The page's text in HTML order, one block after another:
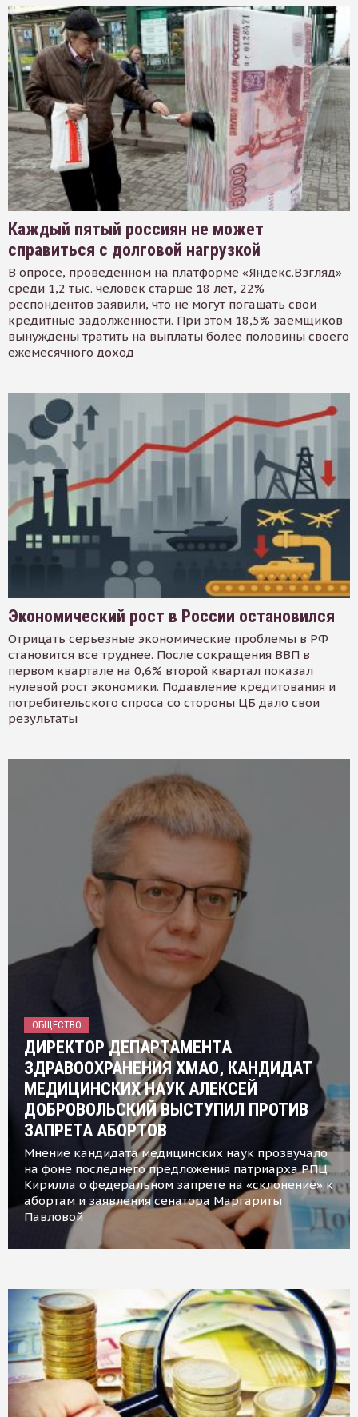
Каждый пятый россиян не может
справиться с долговой нагрузкой
В опросе, проведенном на платформе «Яндекс.Взгляд»
среди 1,2 тыс. человек старше 18 лет, 22%
респондентов заявили, что не могут погашать свои
кредитные задолженности. При этом 18,5% заемщиков
вынуждены тратить на выплаты более половины своего
ежемесячного доход
Экономический рост в России остановился
Отрицать серьезные экономические проблемы в РФ
становится все труднее. После сокращения ВВП в
первом квартале на 0,6% второй квартал показал
нулевой рост экономики. Подавление кредитования и
потребительского спроса со стороны ЦБ дало свои
результаты
ОБЩЕСТВО
ДИРЕКТОР ДЕПАРТАМЕНТА
ЗДРАВООХРАНЕНИЯ ХМАО, КАНДИДАТ
МЕДИЦИНСКИХ НАУК АЛЕКСЕЙ
ДОБРОВОЛЬСКИЙ ВЫСТУПИЛ ПРОТИВ
ЗАПРЕТА АБОРТОВ
Мнение кандидата медицинских наук прозвучало
на фоне последнего предложения патриарха РПЦ
Кирилла о федеральном запрете на «склонение» к
абортам и заявления сенатора Маргариты
Павловой